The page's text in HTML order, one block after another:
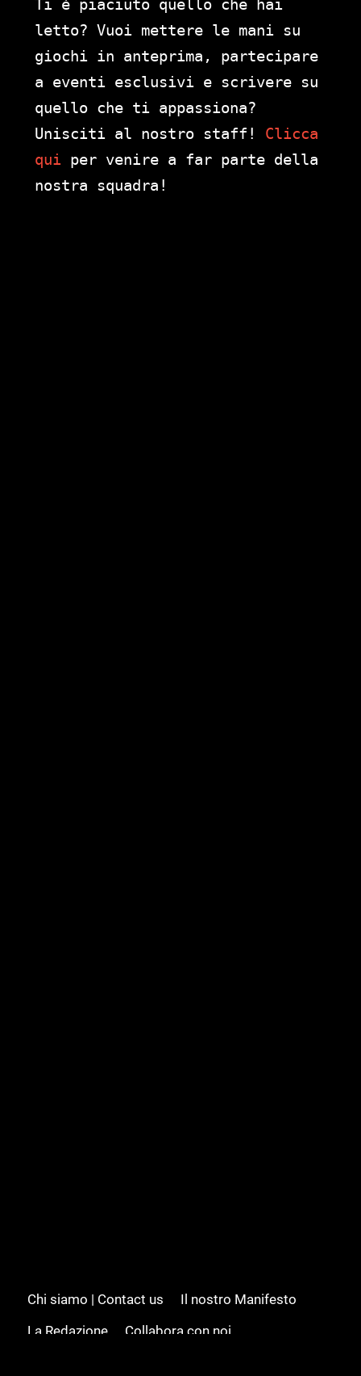
Ti è piaciuto quello che hai
letto? Vuoi mettere le mani su
giochi in anteprima, partecipare
a eventi esclusivi e scrivere su
quello che ti appassiona?
Unisciti al nostro staff! Clicca
qui per venire a far parte della
nostra squadra!
Chi siamo | Contact us
Il nostro Manifesto
La Redazione
Collabora con noi